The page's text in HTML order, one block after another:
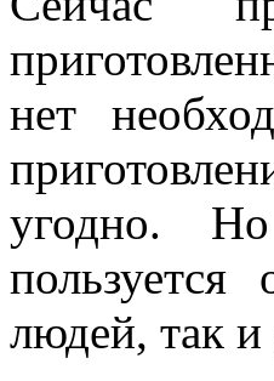
нет
угодно.
людей, так